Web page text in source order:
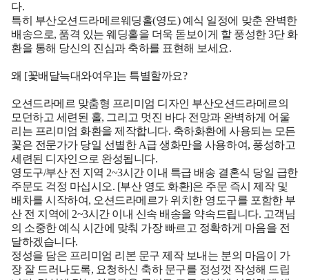
다.
특히 부산오션드라메르웨딩홀(영도) 예식 일정에 맞춘 완벽한
배송으로, 품격 있는 웨딩홀을 더욱 돋보이게 할 풍성한 3단 화
환을 통해 당신의 진심과 축하를 표현해 보세요.
왜 [꽃배달늑대와여우]는 특별할까요?
오션드라메르 맞춤형 프리미엄 디자인 부산오션드라메르의
모던하고 세련된 홀, 그리고 멋진 바다 전망과 완벽하게 어울
리는 프리미엄 화환을 제작합니다. 축하화환에 사용되는 모든
꽃은 전문가가 당일 선별한 A급 생화만을 사용하여, 풍성하고
세련된 디자인으로 완성됩니다.
영도구/부산 전 지역 2~3시간 이내 특급 배송 결혼식 당일 급한
주문도 걱정 마십시오. [부산 영도 화환]은 주문 즉시 제작 및
배차를 시작하여, 오션드라메르가 위치한 영도구를 포함한 부
산 전 지역에 2~3시간 이내 신속 배송을 약속드립니다. 고객님
의 소중한 예식 시간에 맞춰 가장 빠르고 정확하게 마음을 전
달하겠습니다.
정성을 담은 프리미엄 리본 문구 제작 보내는 분의 마음이 가
장 잘 드러나도록, 요청하신 축하 문구를 정성껏 작성해 드립